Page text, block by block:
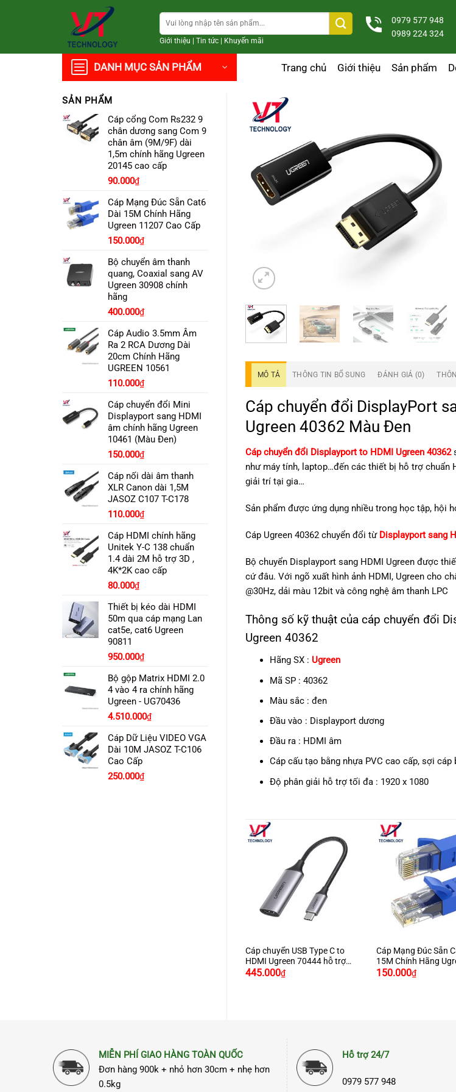
Tìm
kiếm:
Giới thiệu Tin tức| Khuyến mãi
0979 577 948
0989 224 324
DANH MỤC SẢN PHẨM Trang chủ Giới thiệu Sản phẩm
SẢN PHẨM
Cáp cổng Com Rs232 9
chân dương sang Com 9
chân âm (9M/9F) dài
1,5m chính hãng Ugreen
20145 cao cấp
90.000₫
Cáp Mạng Đúc Sẵn Cat6
Dài 15M Chính Hãng
Ugreen 11207 Cao Cấp
150.000₫
Bộ chuyển âm thanh
quang, Coaxial sang AV
Ugreen 30908 chính
hãng
400.000₫
Cáp Audio 3.5mm Âm
Ra 2 RCA Dương Dài
20cm Chính Hãng
UGREEN 10561
Giá
là:
150.000₫.
110.000₫Giá
tại
là:
110.000₫.
Cáp chuyển đổi Mini
Displayport sang HDMI
âm chính hãng Ugreen
10461 (Màu Đen)
150.000₫
Cáp nối dài âm thanh
XLR Canon dài 1,5M
JASOZ C107 T-C178
Giá
là:
150.000₫.
110.000₫Giá
tại
là:
110.000₫.
Cáp HDMI chính hãng
Unitek Y-C 138 chuẩn
1.4 dài 2M hỗ trợ 3D ,
4K*2K cao cấp
80.000₫
Thiết bị kéo dài HDMI
50m qua cáp mạng Lan
cat5e, cat6 Ugreen
90811
950.000₫
Bộ gộp Matrix HDMI 2.0
4 vào 4 ra chính hãng
Ugreen - UG70436
4.510.000₫
Cáp Dữ Liệu VIDEO VGA
Dài 10M JASOZ T-C106
Cao Cấp
Giá
250.000₫Giá
MÔ TẢ THÔNG TIN BỔ SUNG ĐÁNH GIÁ (0)
Cáp chuyển đổi DisplayPort
Ugreen 40362 Màu Đen
Cáp chuyển đổi Displayport to HDMI Ugreen 40362
như máy tính, laptop…đến các thiết bị hỗ trợ chuẩn
giải trí tại gia…
Sản phẩm được ứng dụng nhiều trong học tập, hội
Cáp Ugreen 40362 chuyển đổi từ Displayport sang
Bộ chuyển Displayport sang HDMI Ugreen được
cứ đâu. Với ngõ xuất hình ảnh HDMI, Ugreen cho
@30Hz, dải màu 12bit và công nghệ âm thanh LPC
Thông số kỹ thuật của cáp chuyển đổi
Ugreen 40362
Hãng SX : Ugreen
Mã SP : 40362
Màu sắc : đen
Đầu vào : Displayport dương
Đầu ra : HDMI âm
Cáp cấu tạo bằng nhựa PVC cao cấp, sợi
Độ phân giải hỗ trợ tối đa : 1920 x 1080
Cáp chuyển USB Type C to
HDMI Ugreen 70444 hỗ trợ
4K2K
445.000₫
Cáp Mạng Đúc Sẵn
15M Chính Hãng
Cao Cấp
150.000₫
MIỄN PHÍ GIAO HÀNG TOÀN QUỐC
Đơn hàng 900k + nhỏ hơn 30cm + nhẹ hơn
0.5kg
Hỗ trợ 24/7
0979 577 948